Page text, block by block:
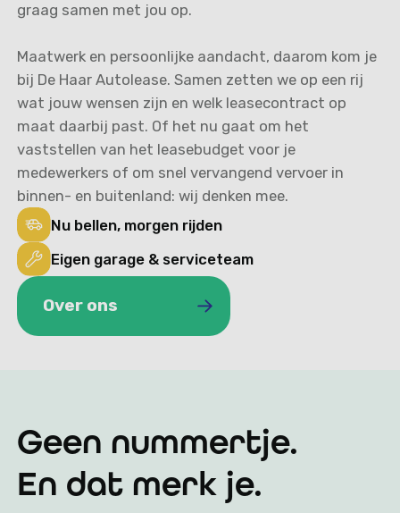
graag samen met jou op.
Maatwerk en persoonlijke aandacht, daarom kom je
bij De Haar Autolease. Samen zetten we op een rij
wat jouw wensen zijn en welk leasecontract op
maat daarbij past. Of het nu gaat om het
vaststellen van het leasebudget voor je
medewerkers of om snel vervangend vervoer in
binnen- en buitenland: wij denken mee.
Nu bellen, morgen rijden
Eigen garage & serviceteam
Over ons
Geen nummertje.
En dat merk je.